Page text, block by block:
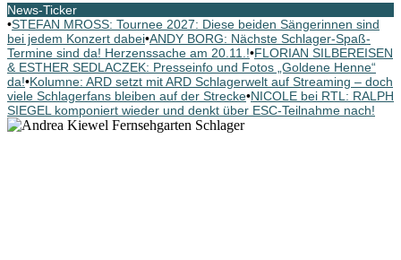
News-Ticker
•STEFAN MROSS: Tournee 2027: Diese beiden Sängerinnen sind
bei jedem Konzert dabei•ANDY BORG: Nächste Schlager-Spaß-
Termine sind da! Herzenssache am 20.11.!•FLORIAN SILBEREISEN
& ESTHER SEDLACZEK: Presseinfo und Fotos „Goldene Henne“
da!•Kolumne: ARD setzt mit ARD Schlagerwelt auf Streaming – doch
viele Schlagerfans bleiben auf der Strecke•NICOLE bei RTL: RALPH
SIEGEL komponiert wieder und denkt über ESC-Teilnahme nach!